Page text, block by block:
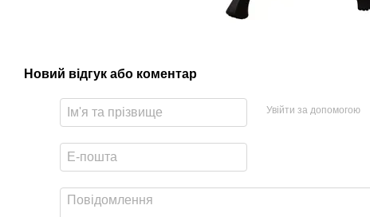
Новий відгук або коментар
Увійти за допомогою